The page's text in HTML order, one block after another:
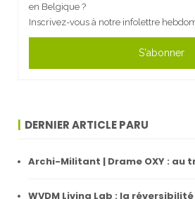
en Belgique ?
Inscrivez-vous à notre infolettre
S'abonner
DERNIER ARTICLE PARU
Archi-Militant | Drame OXY : au
WVDM Living Lab : la